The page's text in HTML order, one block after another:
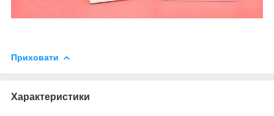
Приховати
Характеристики